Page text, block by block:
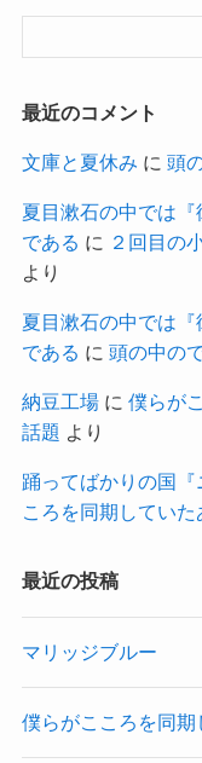
最近のコメント
文庫と夏休み に 頭
夏目漱石の中では
である に ２回目の
より
夏目漱石の中では
である に 頭の中の
納豆工場に 僕らが
話題 より
踊ってばかりの国
ころを同期してい
最近の投稿
マリッジブルー
僕らがこころを同